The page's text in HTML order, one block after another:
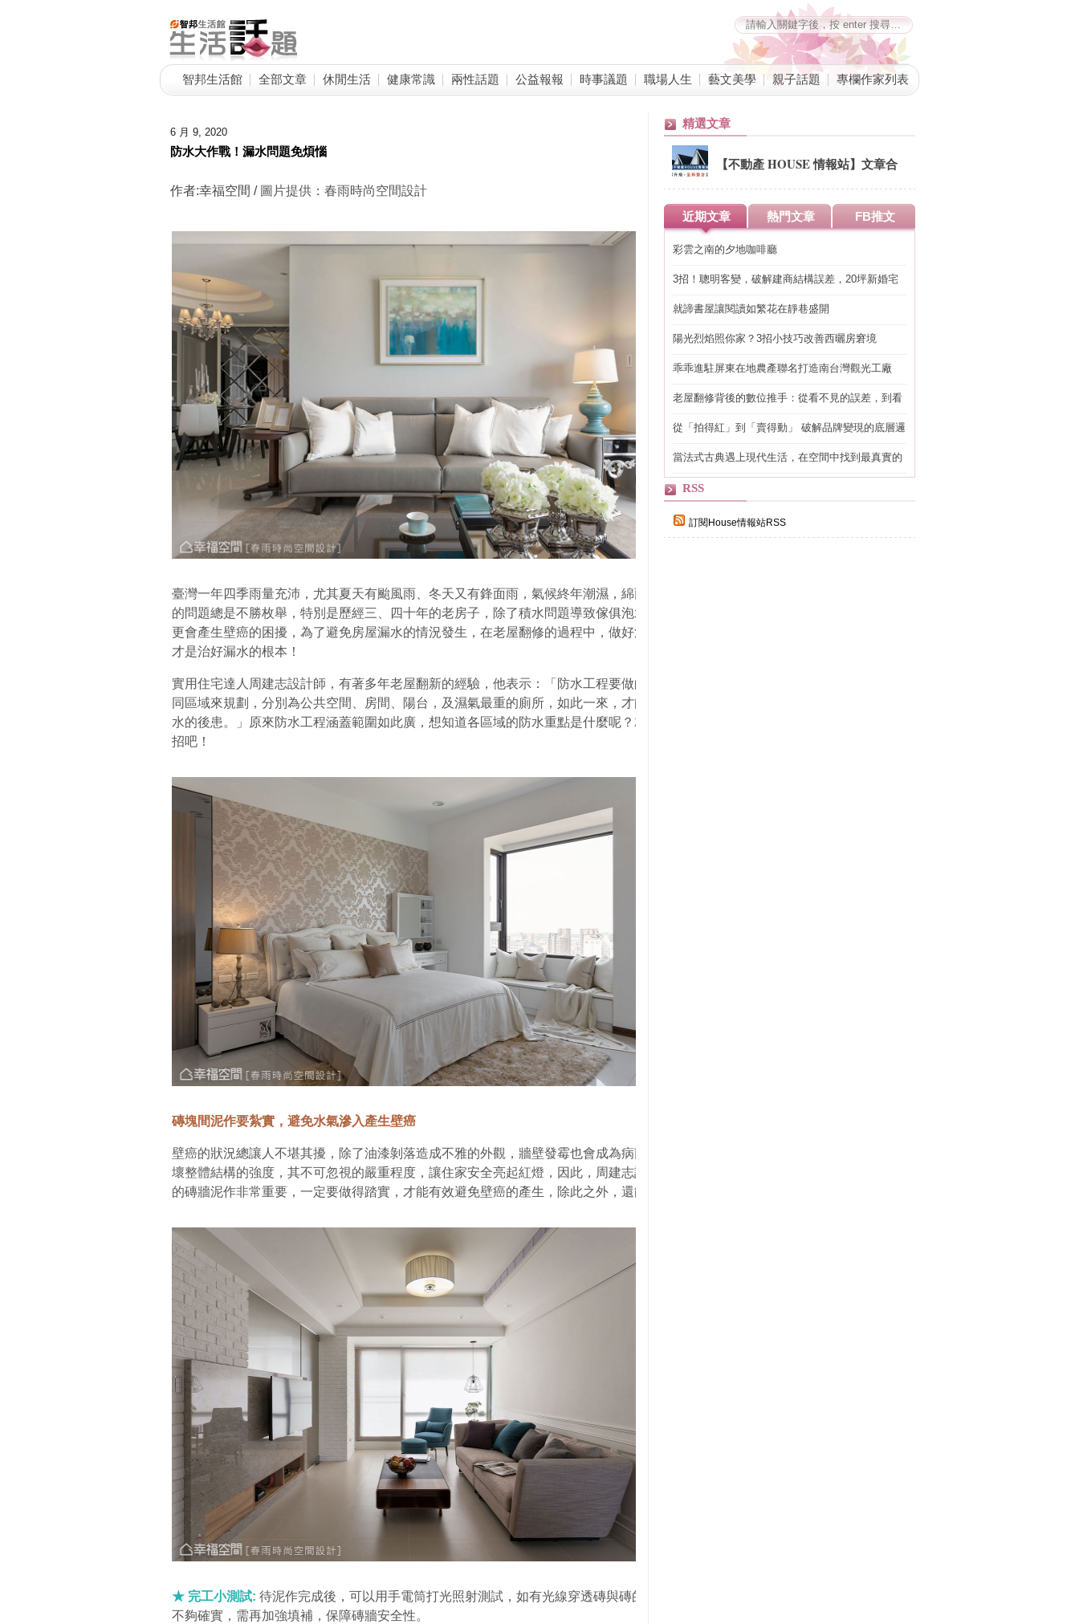
智邦生活館 全部文章 休閒生活 健康常識 兩性話題 公益報報 時事議題 職場人生 藝文美學 親子話題 專欄作家列表
6 月 9, 2020
防水大作戰！漏水問題免煩惱
作者:幸福空間 / 圖片提供： 春雨時尚空間設計
臺灣一年四季雨量充沛，尤其夏天有颱風雨、冬天又有鋒面雨，氣候終年潮濕，綿雨不絕，房屋漏水
的問題總是不勝枚舉，特別是歷經三、四十年的老房子，除了積水問題導致傢俱泡水損壞，牆壁滲水
更會產生壁癌的困擾，為了避免房屋漏水的情況發生，在老屋翻修的過程中，做好泥作的防水工程，
才是治好漏水的根本！
實用住宅達人周建志設計師，有著多年老屋翻新的經驗，他表示：「防水工程要做的紮實，必須從不
同區域來規劃，分別為公共空間、房間、陽台，及濕氣最重的廁所，如此一來，才能有效杜絕房屋漏
水的後患。」原來防水工程涵蓋範圍如此廣，想知道各區域的防水重點是什麼呢？就跟著達人學學幾
招吧！
磚塊間泥作要紮實，避免水氣滲入產生壁癌
壁癌的狀況總讓人不堪其擾，除了油漆剝落造成不雅的外觀，牆壁發霉也會成為病菌的溫床，甚至破
壞整體結構的強度，其不可忽視的嚴重程度，讓住家安全亮起紅燈，因此，周建志設計師叮嚀，初階
的磚牆泥作非常重要，一定要做得踏實，才能有效避免壁癌的產生，除此之外，還能加強隔音效果。
★ 完工小測試: 待泥作完成後，可以用手電筒打光照射測試，如有光線穿透磚與磚的縫隙，代表做得
不夠確實，需再加強填補，保障磚牆安全性。
精選文章
【不動產 HOUSE 情報站】文章合
併公告
近期文章 熱門文章 FB推文
彩雲之南的夕地咖啡廳
3招！聰明客變，破解建商結構誤差，20坪新婚宅
就諦書屋讓閱讀如繁花在靜巷盛開
陽光烈焰照你家？3招小技巧改善西曬房窘境
乖乖進駐屏東在地農產聯名打造南台灣觀光工廠
老屋翻修背後的數位推手：從看不見的誤差，到看
從「拍得紅」到「賣得動」 破解品牌變現的底層邏
當法式古典遇上現代生活，在空間中找到最真實的
RSS
訂閱House情報站RSS